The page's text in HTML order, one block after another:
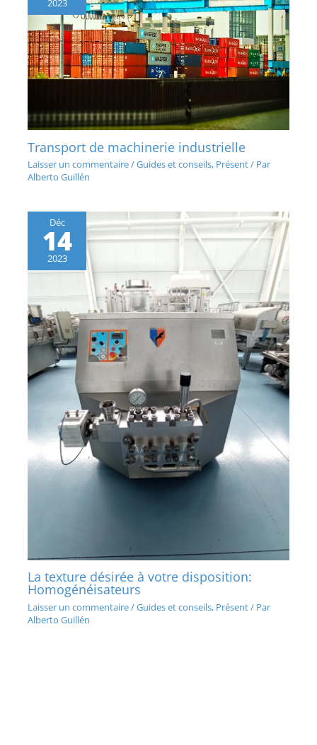
2023
Transport de machinerie industrielle
Laisser un commentaire/Guides et conseils, Présent/ Par
Alberto Guillén
Déc
14
2023
La texture désirée à votre disposition:
Homogénéisateurs
Laisser un commentaire/Guides et conseils, Présent/ Par
Alberto Guillén